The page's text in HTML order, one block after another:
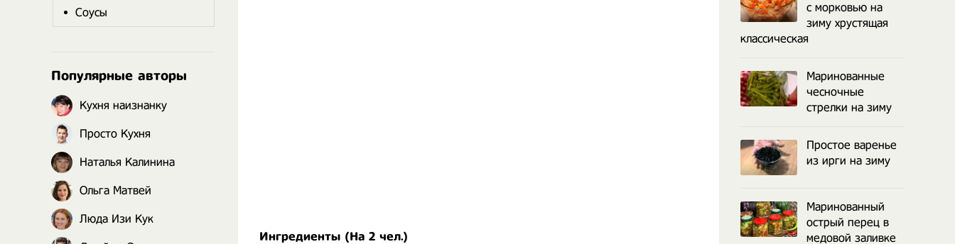
Ингредиенты (На 2 чел.)
Соусы
Популярные авторы
Кухня наизнанку
Просто Кухня
Наталья Калинина
Ольга Матвей
Люда Изи Кук
с морковью на
зиму хрустящая
классическая
Маринованные
чесночные
стрелки на зиму
Простое варенье
из ирги на зиму
Маринованный
острый перец в
медовой заливке